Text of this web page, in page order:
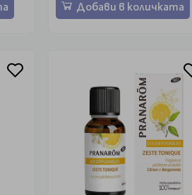
Добави в количката